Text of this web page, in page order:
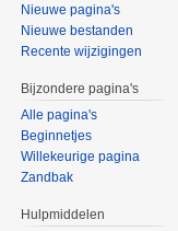
Nieuwe pagina's
Nieuwe bestanden
Recente wijzigingen
Bijzondere pagina's
Alle pagina's
Beginnetjes
Willekeurige pagina
Zandbak
Hulpmiddelen